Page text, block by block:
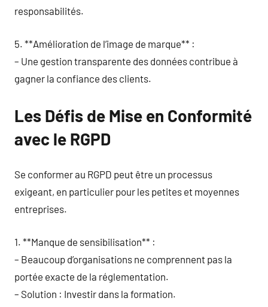
responsabilités.
5. **Amélioration de l’image de marque** :
– Une gestion transparente des données contribue à
gagner la confiance des clients.
Les Défis de Mise en Conformité
avec le RGPD
Se conformer au RGPD peut être un processus
exigeant, en particulier pour les petites et moyennes
entreprises.
1. **Manque de sensibilisation** :
– Beaucoup d’organisations ne comprennent pas la
portée exacte de la réglementation.
– Solution : Investir dans la formation.